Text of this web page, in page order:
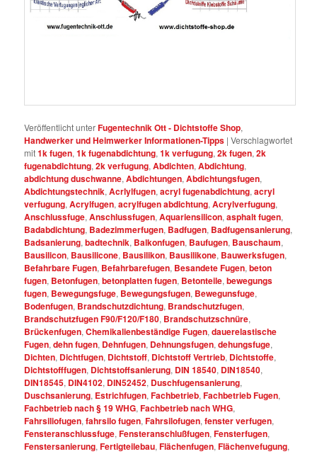
Veröffentlicht unterFugentechnik Ott - Dichtstoffe Shop,
Handwerker und Heimwerker Informationen-Tipps |Verschlagwortet
mit1k fugen,1k fugenabdichtung,1k verfugung,2k fugen,2k
fugenabdichtung,2k verfugung,Abdichten,Abdichtung,
abdichtung duschwanne,Abdichtungen,Abdichtungsfugen,
Abdichtungstechnik,Acrlylfugen,acryl fugenabdichtung,acryl
verfugung,Acrylfugen,acrylfugen abdichtung,Acrylverfugung,
Anschlussfuge,Anschlussfugen,Aquariensilicon,asphalt fugen,
Badabdichtung, Badezimmerfugen, Badfugen, Badfugensanierung,
Badsanierung,badtechnik, Balkonfugen, Baufugen, Bauschaum,
Bausilicon, Bausilicone, Bausilikon, Bausilikone, Bauwerksfugen,
Befahrbare Fugen, Befahrbarefugen, Besandete Fugen,beton
fugen, Betonfugen,betonplatten fugen, Betonteile,bewegungs
fugen, Bewegungsfuge, Bewegungsfugen, Bewegunsfuge,
Bodenfugen, Brandschutzdichtung, Brandschutzfugen,
Brandschutzfugen F90/F120/F180, Brandschutzschnüre,
Brückenfugen,Chemikalienbeständige Fugen,dauerelastische
Fugen,dehn fugen, Dehnfugen, Dehnungsfugen,dehungsfuge,
Dichten, Dichtfugen, Dichtstoff, Dichtstoff Vertrieb, Dichtstoffe,
Dichtstofffugen, Dichtstoffsanierung, DIN 18540, DIN18540,
DIN18545, DIN4102, DIN52452, Duschfugensanierung,
Duschsanierung, Estrichfugen,Fachbetrieb,Fachbetrieb Fugen,
Fachbetrieb nach § 19 WHG,Fachbetrieb nach WHG,
Fahrsiliofugen,fahrsilo fugen,Fahrsilofugen,fenster verfugen,
Fensteranschlussfuge,Fensteranschlußfugen,Fensterfugen,
Fenstersanierung,Fertigteilebau,Flächenfugen,Flächenvefugung,